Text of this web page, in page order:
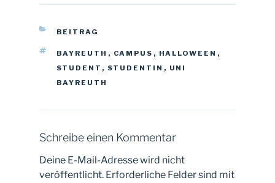
KATEGORIEN
BEITRAG
SCHLAGWÖRTER
BAYREUTH , CAMPUS , HALLOWEEN ,
STUDENT , STUDENTIN , UNI
BAYREUTH
Schreibe einen Kommentar
Deine E-Mail-Adresse wird nicht
veröffentlicht. Erforderliche Felder sind mit